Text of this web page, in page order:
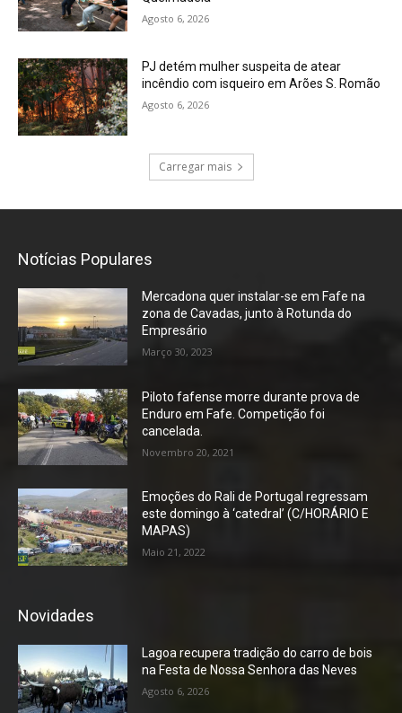
Agosto 6, 2026
PJ detém mulher suspeita de atear
incêndio com isqueiro em Arões S. Romão
Agosto 6, 2026
Carregar mais
Notícias Populares
Mercadona quer instalar-se em Fafe na
zona de Cavadas, junto à Rotunda do
Empresário
Março 30, 2023
Piloto fafense morre durante prova de
Enduro em Fafe. Competição foi
cancelada.
Novembro 20, 2021
Emoções do Rali de Portugal regressam
este domingo à ‘catedral’ (C/HORÁRIO E
MAPAS)
Maio 21, 2022
Novidades
Lagoa recupera tradição do carro de bois
na Festa de Nossa Senhora das Neves
Agosto 6, 2026